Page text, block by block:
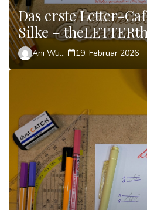
Das erste Letter-
Silke –
Ani Wünsch 19. Februar 2026